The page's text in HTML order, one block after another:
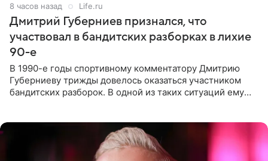
8 часов назад Life.ru
Дмитрий Губерниев признался, что
участвовал в бандитских разборках в лихие
90-е
В 1990-е годы спортивному комментатору Дмитрию
Губерниеву трижды довелось оказаться участником
бандитских разборок. В одной из таких ситуаций ему